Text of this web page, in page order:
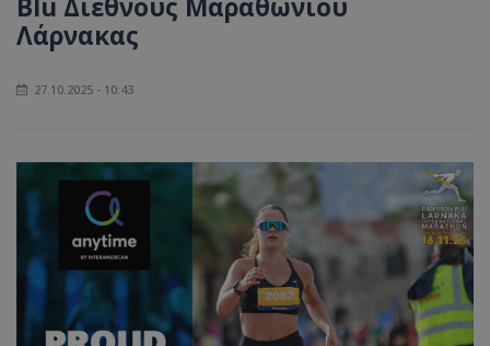
Blu Διεθνούς Μαραθωνίου
Λάρνακας
27.10.2025 - 10:43